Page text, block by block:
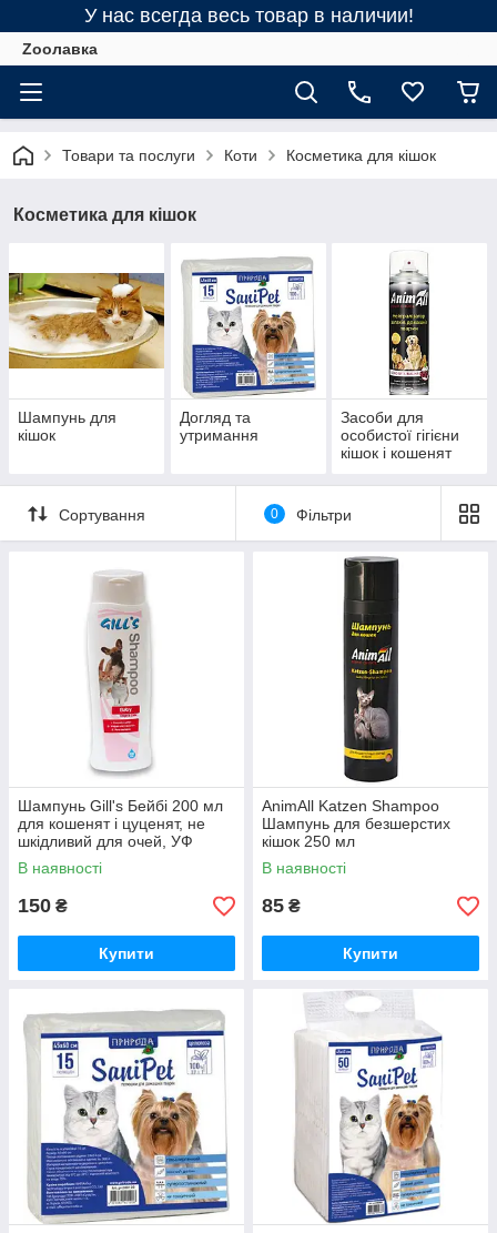
У нас всегда весь товар в наличии!
Zooлавка
Товари та послуги Коти Косметика для кішок
Косметика для кішок
Шампунь для
кішок
Догляд та
утримання
Засоби для
особистої гігієни
кішок і кошенят
Сортування 0 Фільтри
Шампунь Gill's Бейбі 200 мл
для кошенят і цуценят, не
шкідливий для очей, УФ
захист
В наявності
150 ₴
Купити
AnimAll Katzen Shampoo
Шампунь для безшерстих
кішок 250 мл
В наявності
85 ₴
Купити